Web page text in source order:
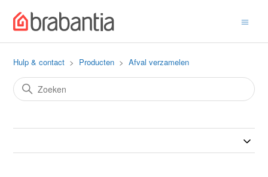
Hulp & contact Producten Afval verzamelen